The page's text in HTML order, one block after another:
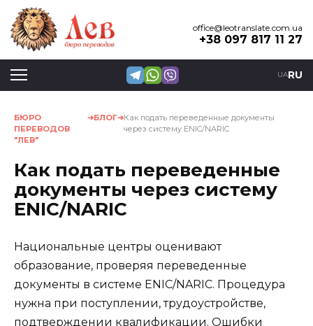
Перейти
содержанию
office@leotranslate.com.ua
+38 097 817 11 27
UARU
БЮРО
ПЕРЕВОДОВ
"ЛЕВ"
БЛОГ
Как подать переведенные документы
через систему ENIC/NARIC
Как подать переведенные
документы через систему
ENIC/NARIC
Национальные центры оценивают
образование, проверяя переведенные
документы в системе ENIC/NARIC. Процедура
нужна при поступлении, трудоустройстве,
подтверждении квалификации. Ошибки